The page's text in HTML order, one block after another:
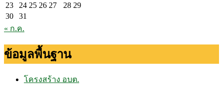
23
24 25 26 27 28 29
30
31
« ก.ค.
ข้อมูลพื้นฐาน
โครงสร้าง อบต.